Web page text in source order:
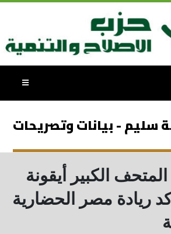
سليم - بيانات وتصريحات
المتحف الكبير أيقونة
ريادة مصر الحضارية